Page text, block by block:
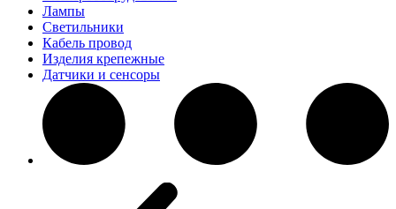
Лампы
Светильники
Кабель провод
Изделия крепежные
Датчики и сенсоры